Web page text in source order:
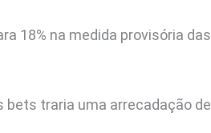
18% na medida provisória
bets traria uma arrecadação